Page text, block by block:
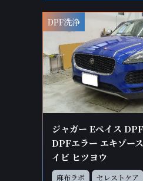
DPF洗浄
ジャガー Eペイス
DPFエラー エキゾー
イビ ヒツヨウ
麻布ラボ セレストケア